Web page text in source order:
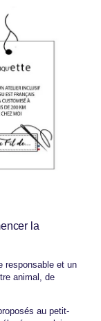
la
responsable et un
animal, de
au petit-